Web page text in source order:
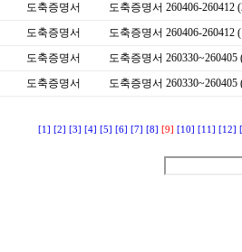
도축증명서
도축증명서 260406-260412
도축증명서
도축증명서 260406-260412
도축증명서
도축증명서 260330~260405
도축증명서 도축증명서 260330~260405
[1] [2] [3] [4] [5] [6] [7] [8] [9] [10] [11] [12]